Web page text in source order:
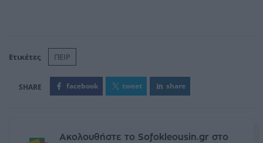
Ετικέτες ΠΕΙΡ
facebook tweet share
Ακολουθήστε το Sofokleousin.gr στο